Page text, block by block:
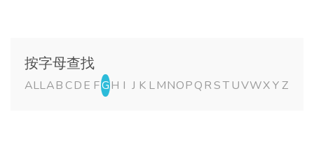
按字母查找
ALLAB CDE FGH I J K LMNOPQR STUVWXY Z